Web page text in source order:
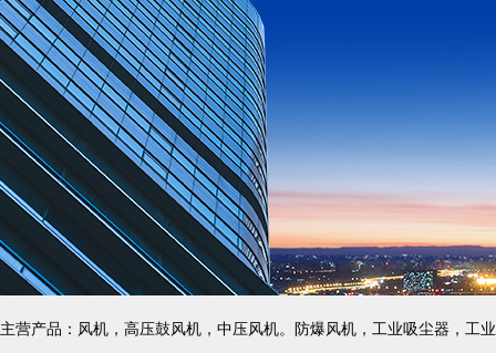
主营产品：风机，高压鼓风机，中压风机。防爆风机，工业吸尘器，工